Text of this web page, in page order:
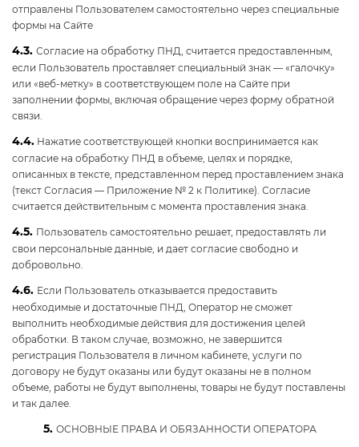
отправлены Пользователем самостоятельно через специальные
формы на Сайте
4.3. Согласие на обработку ПНД, считается предоставленным,
если Пользователь проставляет специальный знак — «галочку»
или «веб-метку» в соответствующем поле на Сайте при
заполнении формы, включая обращение через форму обратной
связи.
4.4. Нажатие соответствующей кнопки воспринимается как
согласие на обработку ПНД в объеме, целях и порядке,
описанных в тексте, представленном перед проставлением знака
(текст Согласия — Приложение № 2 к Политике). Согласие
считается действительным с момента проставления знака.
4.5. Пользователь самостоятельно решает, предоставлять ли
свои персональные данные, и дает согласие свободно и
добровольно.
4.6. Если Пользователь отказывается предоставить
необходимые и достаточные ПНД, Оператор не сможет
выполнить необходимые действия для достижения целей
обработки. В таком случае, возможно, не завершится
регистрация Пользователя в личном кабинете, услуги по
договору не будут оказаны или будут оказаны не в полном
объеме, работы не будут выполнены, товары не будут поставлены
и так далее.
5. ОСНОВНЫЕ ПРАВА И ОБЯЗАННОСТИ ОПЕРАТОРА